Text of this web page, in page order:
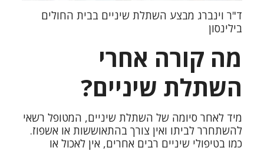
ד"ר וינברג מבצע השתלת שיניים בבית החולים
בילינסון
מה קורה אחרי
השתלת שיניים?
מיד לאחר סיומה שלהשתלת שיניים, המטופל רשאי
להשתחרר לביתו ואין צורך בהתאוששות או אשפוז.
כמו בטיפולי שיניים רבים אחרים, אין לאכול או